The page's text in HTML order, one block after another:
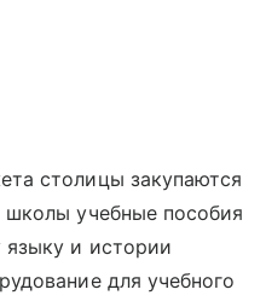
столицы закупаются
школы учебные пособия
языку и истории
для учебного